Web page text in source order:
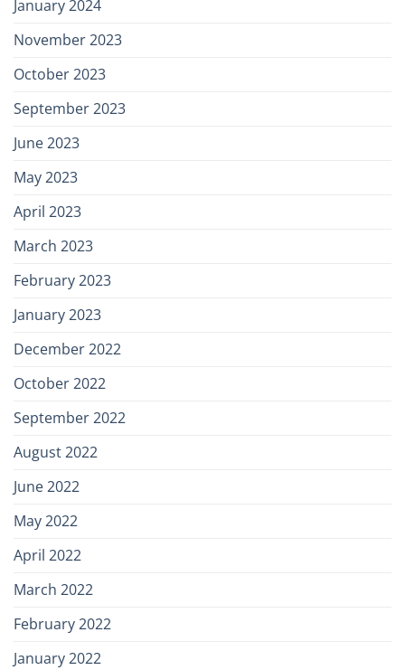
January 2024
November 2023
October 2023
September 2023
June 2023
May 2023
April 2023
March 2023
February 2023
January 2023
December 2022
October 2022
September 2022
August 2022
June 2022
May 2022
April 2022
March 2022
February 2022
January 2022